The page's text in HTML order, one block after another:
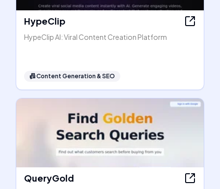
HypeClip
HypeClip AI: Viral Content Creation Platform
📠Content Generation & SEO
QueryGold